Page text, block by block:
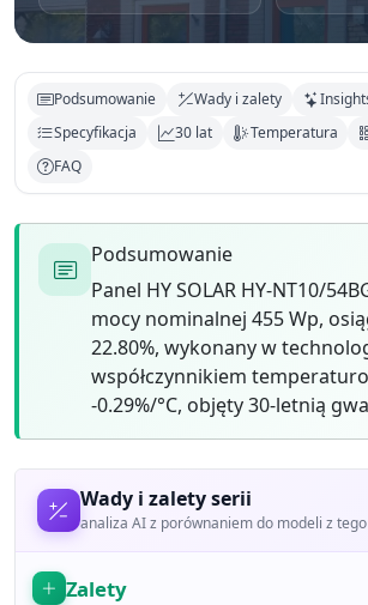
Podsumowanie Wady i zalety
Specyfikacja
30 lat Temperatura
FAQ
Podsumowanie
Panel HY SOLAR HY-NT10/
mocy nominalnej 455 Wp,
22.80%, wykonany w
współczynnikiem
-0.29%/°C, objęty 30-letnią
Wady i zalety serii
analiza AI z porównaniem do modeli z
Zalety